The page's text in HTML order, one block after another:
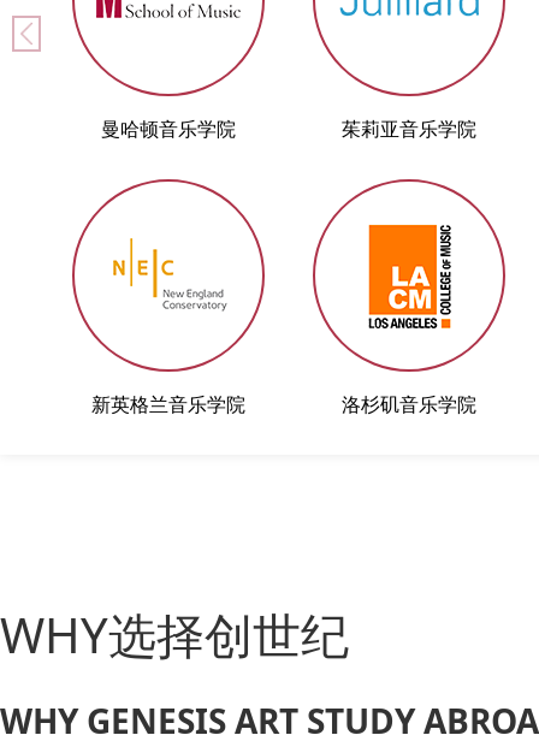
曼哈顿音乐学院 茱莉亚音乐学院
新英格兰音乐学院 洛杉矶音乐学院
WHY选择创世纪
WHY GENESIS ART STUDY